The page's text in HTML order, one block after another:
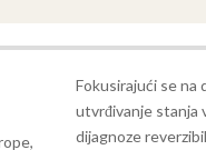
Fokusirajući se na
utvrđivanje stanja
dijagnoze